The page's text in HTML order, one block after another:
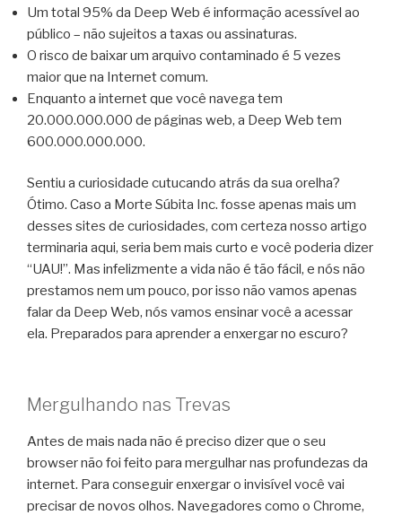
Um total 95% da Deep Web é informação acessível ao
público – não sujeitos a taxas ou assinaturas.
O risco de baixar um arquivo contaminado é 5 vezes
maior que na Internet comum.
Enquanto a internet que você navega tem
20.000.000.000 de páginas web, a Deep Web tem
600.000.000.000.
Sentiu a curiosidade cutucando atrás da sua orelha?
Ótimo. Caso a Morte Súbita Inc. fosse apenas mais um
desses sites de curiosidades, com certeza nosso artigo
terminaria aqui, seria bem mais curto e você poderia dizer
“UAU!”. Mas infelizmente a vida não é tão fácil, e nós não
prestamos nem um pouco, por isso não vamos apenas
falar da Deep Web, nós vamos ensinar você a acessar
ela. Preparados para aprender a enxergar no escuro?
Mergulhando nas Trevas
Antes de mais nada não é preciso dizer que o seu
browser não foi feito para mergulhar nas profundezas da
internet. Para conseguir enxergar o invisível você vai
precisar de novos olhos. Navegadores como o Chrome,